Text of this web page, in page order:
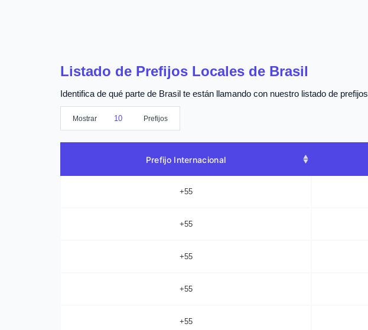
Listado de Prefijos Locales de Brasil
Identifica de qué parte de Brasil te están llamando con nuestro listado de
Mostrar Prefijos
Prefijo Internacional
+55
+55
+55
+55
+55